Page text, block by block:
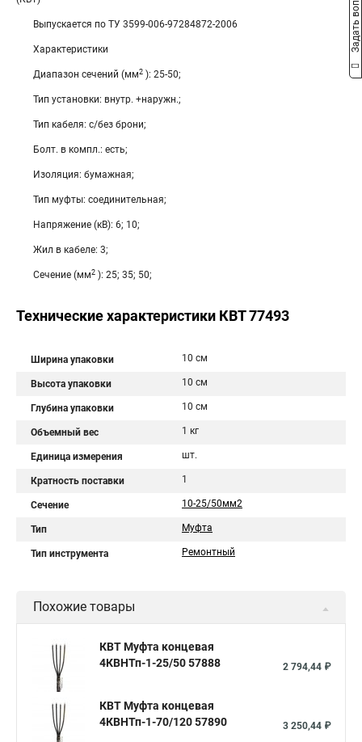
Выпускается по ТУ 3599-006-97284872-2006
Характеристики
Диапазон сечений (мм2 ): 25-50;
Тип установки: внутр. +наружн.;
Тип кабеля: с/без брони;
Болт. в компл.: есть;
Изоляция: бумажная;
Тип муфты: соединительная;
Напряжение (кВ): 6; 10;
Жил в кабеле: 3;
Сечение (мм2 ): 25; 35; 50;
Технические характеристики КВТ 77493
Ширина упаковки 10 см
Высота упаковки 10 см
Глубина упаковки 10 см
Объемный вес 1 кг
Единица измерения шт.
Кратность поставки 1
Сечение 10-25/50мм2
Тип Муфта
Тип инструмента Ремонтный
Похожие товары
КВТ Муфта концевая
4КВНТп-1-25/50 57888
2 794,44 ₽
КВТ Муфта концевая
4КВНТп-1-70/120 57890
3 250,44 ₽
Задать вопрос